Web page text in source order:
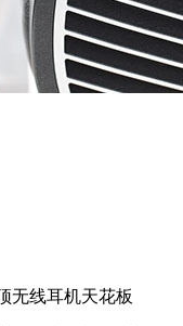
无线耳机天花板